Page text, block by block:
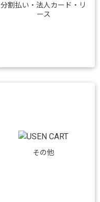
分割払い・法人カード・リ
ース
その他